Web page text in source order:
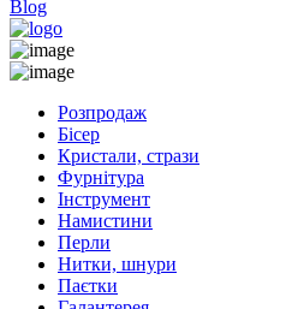
Blog
Розпродаж
Бісер
Кристали, стрази
Фурнітура
Інструмент
Намистини
Перли
Нитки, шнури
Паєтки